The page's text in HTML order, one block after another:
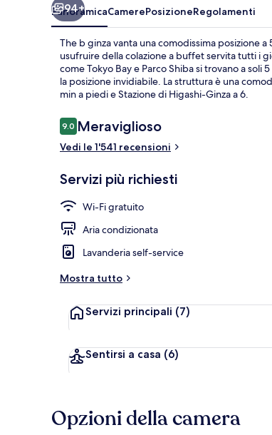
94+
PanoramicaCamerePosizioneRegolamenti
The b ginza vanta una comodissima posizione
usufruire della colazione a buffet servita tutti i
come Tokyo Bay e Parco Shiba si trovano a
la posizione invidiabile. La struttura è una
min a piedi e Stazione di Higashi-Ginza a 6.
Recensioni
9.09.0 su 10
Meraviglioso
Vedi le 1'541 recensioni
Servizi più richiesti
Wi-Fi gratuito
Aria condizionata
Lavanderia self-service
Mostra tutto
Servizi principali (7)
Sentirsi a casa (6)
Opzioni della camera